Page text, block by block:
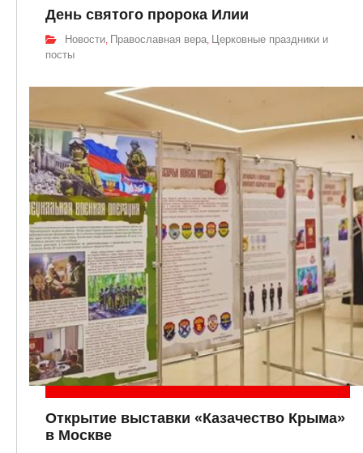
День святого пророка Илии
Новости Православная вера Церковные праздники и
посты
Открытие выставки «Казачество Крыма»
в Москве